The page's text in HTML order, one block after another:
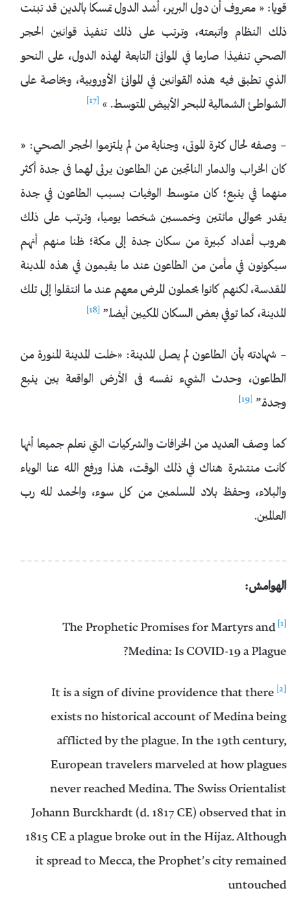
قويا: « معروف أن دول البربر، أشد الدول تمسكا بالدين قد تبنت
ذلك النظام واتبعته، وترتب على ذلك تنفيذ قوانين الحجر
الصحي تنفيذا صارما في الموانئ التابعة لهذه الدول، على النحو
الذي تطبق فيه هذه القوانين في الموانئ الأوروبية، وبخاصة على
الشواطئ الشمالية للبحر الأبيض المتوسط. » [17]
– وصفه لحال كثرة الموتى، وجناية من لم يلتزموا الحجر الصحي: «
كان الخراب والدمار الناتجين عن الطاعون يرثى لهما فى جدة أكثر
منهما في ينبع؛ كان متوسط الوفيات بسبب الطاعون في جدة
يقدر بحوالى مائتين وخمسين شخصا يوميا، وترتب على ذلك
هروب أعداد كبيرة من سكان جدة إلى مكة؛ ظنا منهم أنهم
سيكونون في مأمن من الطاعون عند ما يقيمون في هذه المدينة
المقدسة، لكنهم كانوا يحملون المرض معهم عند ما انتقلوا إلى تلك
المدينة، كما توفي بعض السكان المكيين أيضا.” [18]
– شهادته بأن الطاعون لم يصل المدينة: «خلت المدينة المنورة من
الطاعون، وحدث الشيء نفسه فى الأرض الواقعة بين ينبع
وجدة.” [19]
كما وصف العديد من الخرافات والشركيات التي نعلم جميعا أنها
كانت منتشرة هناك في ذلك الوقت، هذا ورفع الله عنا الوباء
والبلاء، وحفظ بلاد المسلمين من كل سوء، والحمد لله رب
العالمين.
الهوامش:
[1]
The Prophetic Promises for Martyrs and
Medina: Is COVID-19 a Plague?
[2]
It is a sign of divine providence that there
exists no historical account of Medina being
afflicted by the plague. In the 19th century,
European travelers marveled at how plagues
never reached Medina. The Swiss Orientalist
Johann Burckhardt (d. 1817 CE) observed that in
1815 CE a plague broke out in the Hijaz. Although
it spread to Mecca, the Prophet’s city remained
untouched